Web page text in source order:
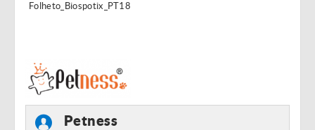
Folheto_Biospotix_PT18
Petness